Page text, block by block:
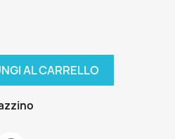
AL CARRELLO